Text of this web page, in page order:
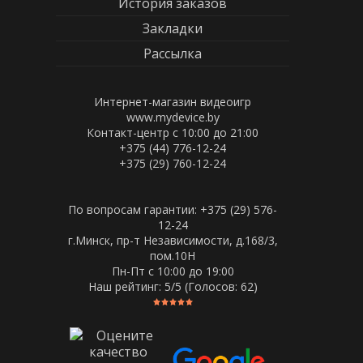
Закладки
Рассылка
Интернет-магазин видеоигр
www.mydevice.by
Контакт-центр с 10:00 до 21:00
+375 (44) 776-12-24
+375 (29) 760-12-24
По вопросам гарантии: +375 (29) 576-
12-24
г.Минск, пр-т Независимости, д.168/3,
пом.10Н
Пн-Пт c 10:00 до 19:00
Наш рейтинг: 5/5 (Голосов: 62)